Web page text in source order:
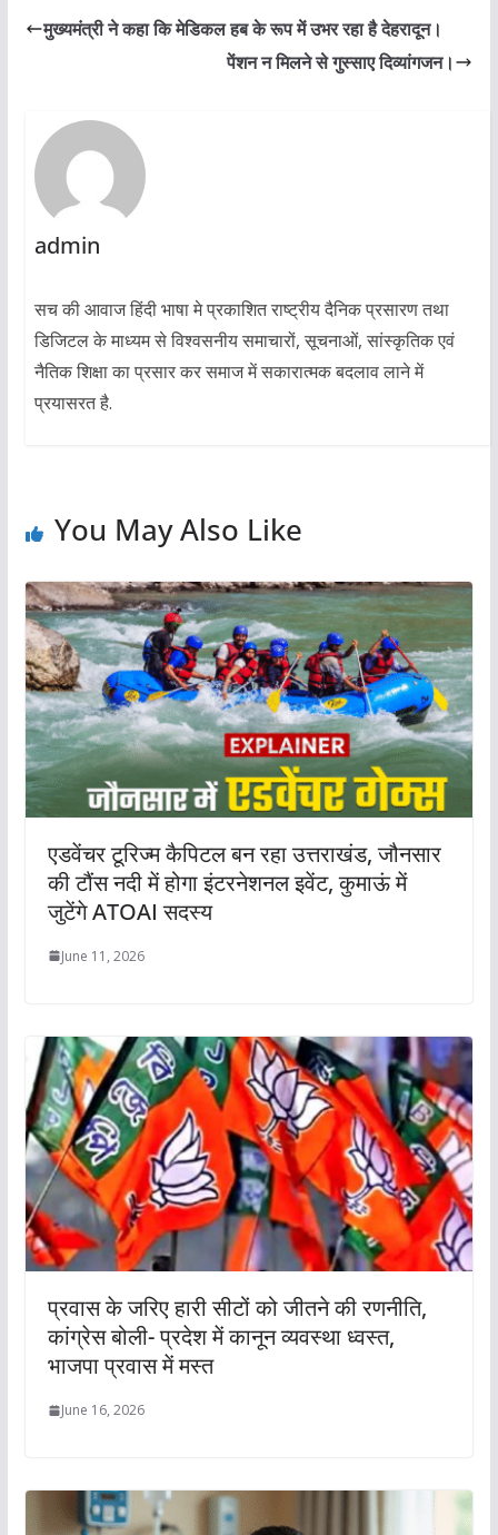
मुख्यमंत्री ने कहा कि मेडिकल हब के रूप में उभर रहा है देहरादून।
पेंशन न मिलने से गुस्साए दिव्यांगजन।
admin
सच की आवाज हिंदी भाषा मे प्रकाशित राष्ट्रीय दैनिक प्रसारण तथा
डिजिटल के माध्यम से विश्वसनीय समाचारों, सूचनाओं, सांस्कृतिक एवं
नैतिक शिक्षा का प्रसार कर समाज में सकारात्मक बदलाव लाने में
प्रयासरत है.
You May Also Like
एडवेंचर टूरिज्म कैपिटल बन रहा उत्तराखंड, जौनसार
की टौंस नदी में होगा इंटरनेशनल इवेंट, कुमाऊं में
जुटेंगे ATOAI सदस्य
June 11, 2026
प्रवास के जरिए हारी सीटों को जीतने की रणनीति,
कांग्रेस बोली- प्रदेश में कानून व्यवस्था ध्वस्त,
भाजपा प्रवास में मस्त
June 16, 2026